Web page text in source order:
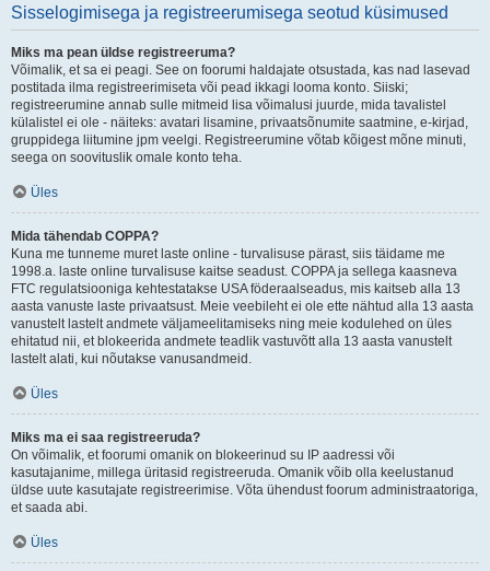
Sisselogimisega ja registreerumisega seotud küsimused
Miks ma pean üldse registreeruma?
Võimalik, et sa ei peagi. See on foorumi haldajate otsustada, kas nad lasevad
postitada ilma registreerimiseta või pead ikkagi looma konto. Siiski;
registreerumine annab sulle mitmeid lisa võimalusi juurde, mida tavalistel
külalistel ei ole - näiteks: avatari lisamine, privaatsõnumite saatmine, e-kirjad,
gruppidega liitumine jpm veelgi. Registreerumine võtab kõigest mõne minuti,
seega on soovituslik omale konto teha.
Üles
Mida tähendab COPPA?
Kuna me tunneme muret laste online - turvalisuse pärast, siis täidame me
1998.a. laste online turvalisuse kaitse seadust. COPPA ja sellega kaasneva
FTC regulatsiooniga kehtestatakse USA föderaalseadus, mis kaitseb alla 13
aasta vanuste laste privaatsust. Meie veebileht ei ole ette nähtud alla 13 aasta
vanustelt lastelt andmete väljameelitamiseks ning meie kodulehed on üles
ehitatud nii, et blokeerida andmete teadlik vastuvõtt alla 13 aasta vanustelt
lastelt alati, kui nõutakse vanusandmeid.
Üles
Miks ma ei saa registreeruda?
On võimalik, et foorumi omanik on blokeerinud su IP aadressi või
kasutajanime, millega üritasid registreeruda. Omanik võib olla keelustanud
üldse uute kasutajate registreerimise. Võta ühendust foorum administraatoriga,
et saada abi.
Üles